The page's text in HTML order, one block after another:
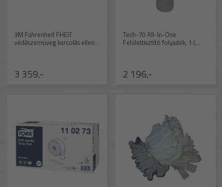
3 359,-
3M Fahrenheit FHEIT
védőszemüveg karcolás elleni
2 196,-
Tech-70 All-In-One
Felülettisztító folyadék, 1 l,